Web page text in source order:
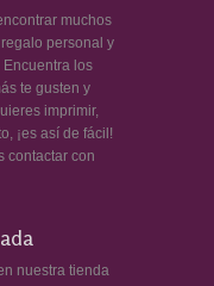
muchos
personal y
los
te gusten y
imprimir,
¡es así de fácil!
contactar con
nuestra tienda